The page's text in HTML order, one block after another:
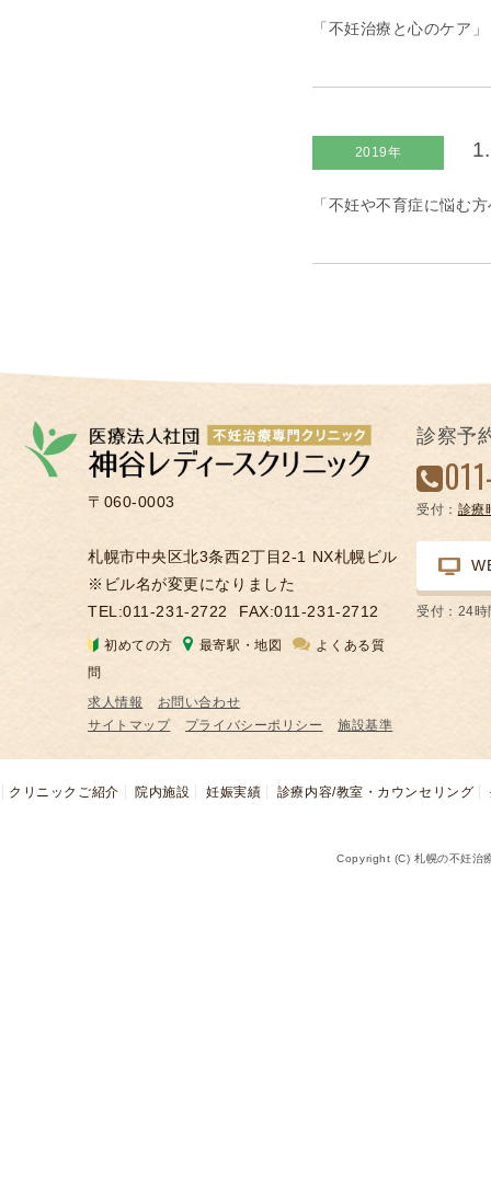
「不妊治療と心のケア
2019年
「不妊や不育症に悩む
〒060-0003
札幌市中央区北3条西2丁目2-1 NX札幌ビル
※ビル名が変更になりました
TEL:011-231-2722
FAX:011-231-2712
初めての方 最寄駅・地図
よくある質
問
求人情報
お問い合わせ
サイトマップ
プライバシーポリシー 施設基準
診察予
受付： 診療
受付：24時
クリニックご紹介 院内施設 妊娠実績 診療内容/教室・カウンセリング
Copyright (C) 札幌の不妊治